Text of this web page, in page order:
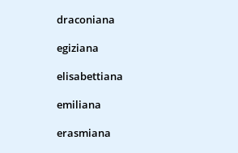
draconiana
egiziana
elisabettiana
emiliana
erasmiana